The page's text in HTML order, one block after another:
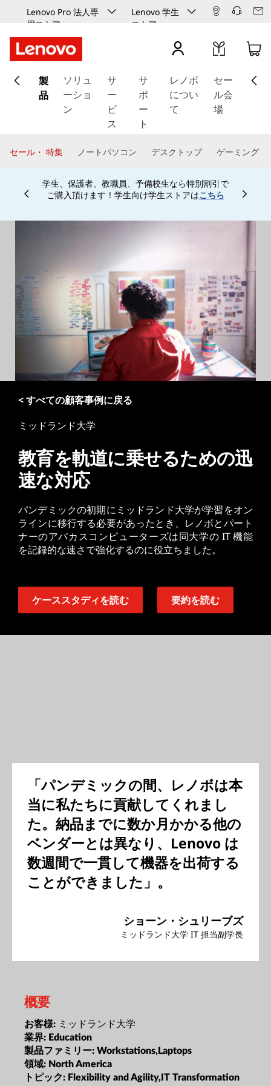
Lenovo Pro 法人専
用ストア
Lenovo 学生
ストア
イ
ン
ッ
製
品
ソリュ
ーショ
ン
サ
ー
ビ
ス
サ
ポ
ー
ト
レノボ
につい
て
セー
ル会
場
セール・ 特集 ノートパソコン デスクトップ ゲーミング
学生、保護者、教職員、予備校生なら特別割引で
ご購入頂けます！学生向け学生ストアはこちら
Currently displaying item 4 of
< すべての顧客事例に戻る
ミッドランド大学
教育を軌道に乗せるための迅
速な対応
パンデミックの初期にミッドランド大学が学習をオン
ラインに移行する必要があったとき、レノボとパート
ナーのアバカスコンピューターズは同大学の IT 機能
を記録的な速さで強化するのに役立ちました。
ケーススタディを読む 要約を読む
「パンデミックの間、レノボは本
当に私たちに貢献してくれまし
た。納品までに数か月かかる他の
ベンダーとは異なり、Lenovo は
数週間で一貫して機器を出荷する
ことができました」。
ショーン・シュリーブズ
ミッドランド大学 IT 担当副学長
概要
お客様: ミッドランド大学
業界: Education
製品ファミリー: Workstations,Laptops
領域: North America
トピック: Flexibility and Agility,IT Transformation